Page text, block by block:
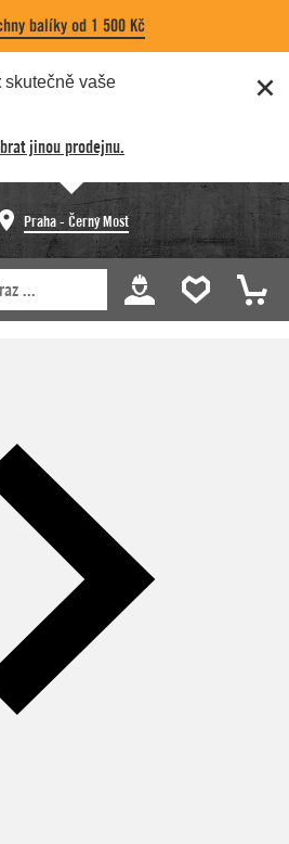
balíky od 1 500 Kč
skutečně vaše
jinou prodejnu.
Praha - Černý Most